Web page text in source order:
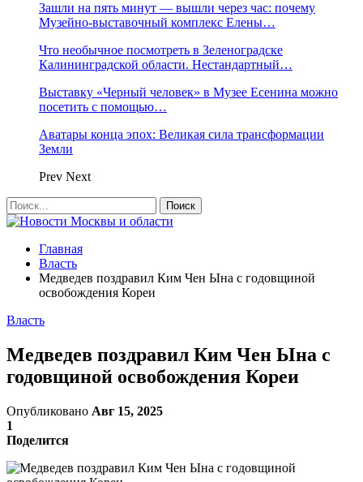
Зашли на пять минут — вышли через час: почему
Музейно-выставочный комплекс Елены…
Что необычное посмотреть в Зеленоградске
Калининградской области. Нестандартный…
Выставку «Черный человек» в Музее Есенина можно
посетить с помощью…
Аватары конца эпох: Великая сила трансформации
Земли
Prev Next
Главная
Власть
Медведев поздравил Ким Чен Ына с годовщиной
освобождения Кореи
Власть
Медведев поздравил Ким Чен Ына с
годовщиной освобождения Кореи
Опубликовано Авг 15, 2025
1
Поделится